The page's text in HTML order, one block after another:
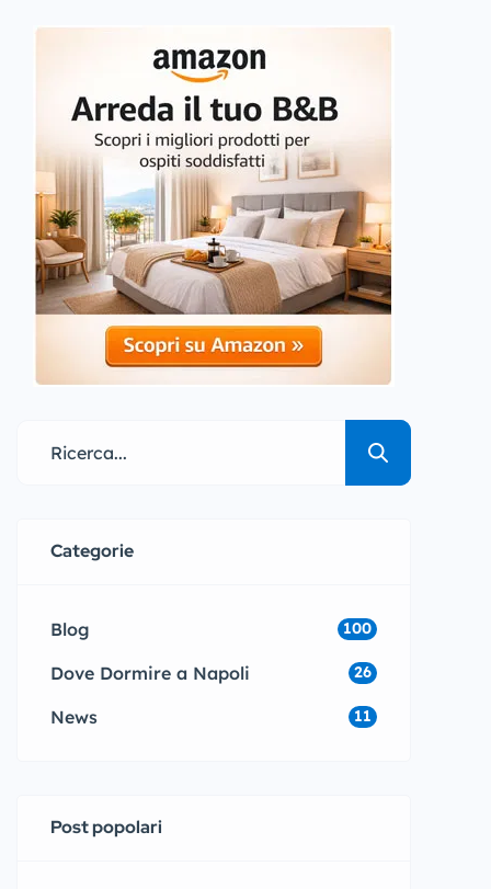
Categorie
Blog 100
Dove Dormire a Napoli 26
News 11
Post popolari